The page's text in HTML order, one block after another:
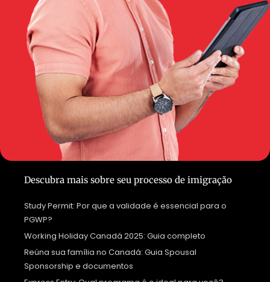
Descubra mais sobre seu processo de imigração
Study Permit: Por que a validade é essencial para o
PGWP?
Working Holiday Canadá 2025: Guia completo
Reúna sua família no Canadá: Guia Spousal
Sponsorship e documentos